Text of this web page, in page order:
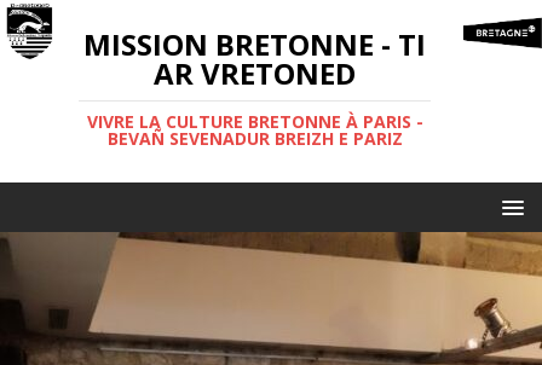
MISSION BRETONNE - TI
AR VRETONED
VIVRE LA CULTURE BRETONNE À PARIS -
BEVAÑ SEVENADUR BREIZH E PARIZ